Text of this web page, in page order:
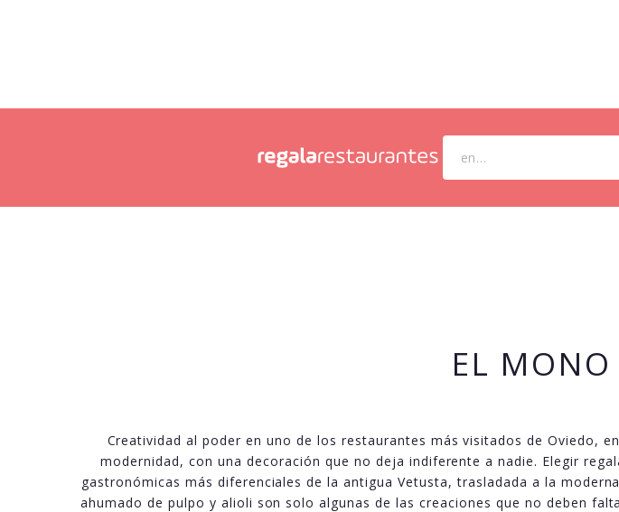
en...
EL MONO
Creatividad al poder en uno de los restaurantes más visitados de Oviedo,
modernidad, con una decoración que no deja indiferente a nadie. Elegir
gastronómicas más diferenciales de la antigua Vetusta, trasladada a la
ahumado de pulpo y alioli son solo algunas de las creaciones que no deben